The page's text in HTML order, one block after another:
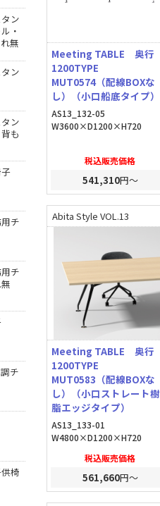
Meeting TABLE 奥行
1200TYPE
MUT0574（配線BOXな
し）（小口船底タイプ）
AS13_132-05
W3600×D1200×H720
税込販売価格
541,310円～
Abita Style VOL.13
Meeting TABLE 奥行
1200TYPE
MUT0583（配線BOXな
し）（小口ストレート樹
脂エッジタイプ）
AS13_133-01
W4800×D1200×H720
税込販売価格
561,660円～
ン
・
無
ン
ン
も
チ
チ
チ
椅